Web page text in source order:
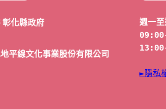
彰化縣政府
地平線文化事業股份有限公司
週一
►隱私